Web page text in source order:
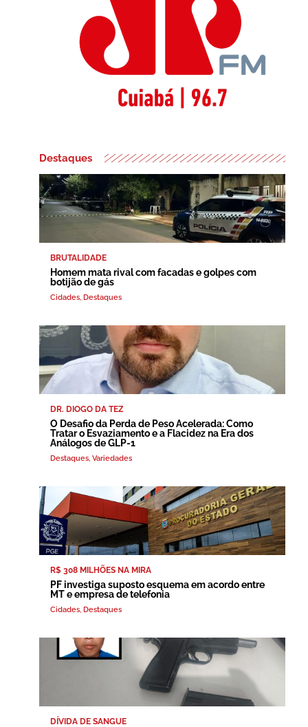
Destaques
BRUTALIDADE
Homem mata rival com facadas e golpes com
botijão de gás
Cidades Destaques
DR. DIOGO DA TEZ
O Desafio da Perda de Peso Acelerada: Como
Tratar o Esvaziamento e a Flacidez na Era dos
Análogos de GLP-1
Destaques Variedades
R$ 308 MILHÕES NA MIRA
PF investiga suposto esquema em acordo entre
MT e empresa de telefonia
Cidades Destaques
DÍVIDA DE SANGUE